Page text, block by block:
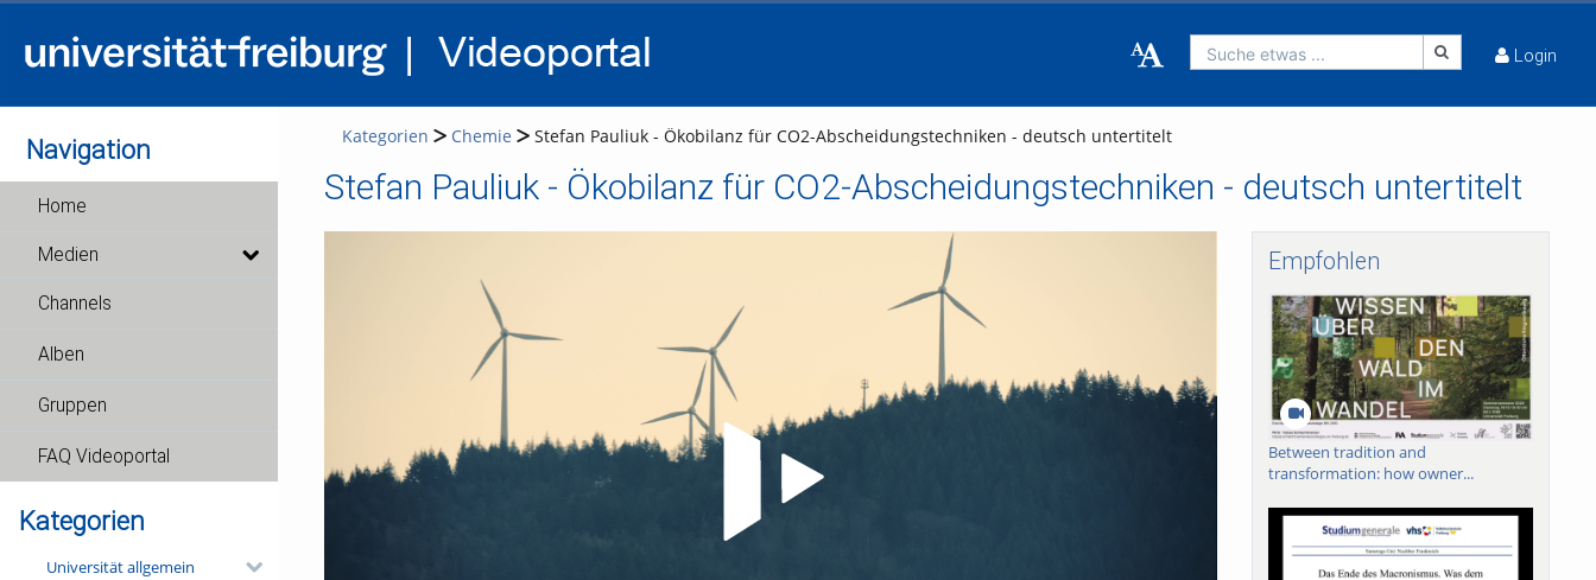
Suche etwas ... Login
Navigation
Home
Medien
Channels
Alben
Gruppen
FAQ Videoportal
Kategorien
Universität allgemein
Kategorien Chemie Stefan Pauliuk - Ökobilanz für CO2-Abscheidungstechniken - deutsch untertitelt
Stefan Pauliuk - Ökobilanz für CO2-Abscheidungstechniken - deutsch untertitelt
Video abspielen
Empfohlen
Between tradition and
transformation: how owner...